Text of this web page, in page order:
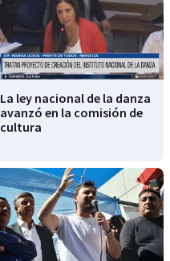
La ley nacional de la danza
avanzó en la comisión de
cultura